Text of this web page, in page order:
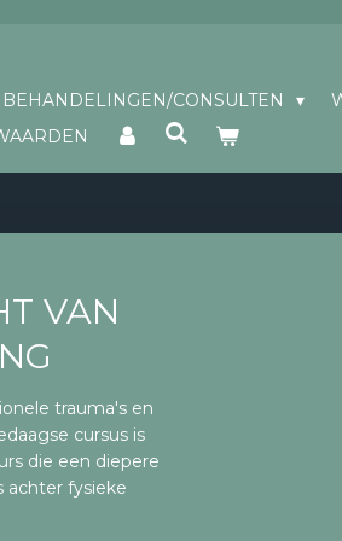
BEHANDELINGEN/CONSULTEN
VAN
trauma's en
cursus is
die een diepere
fysieke